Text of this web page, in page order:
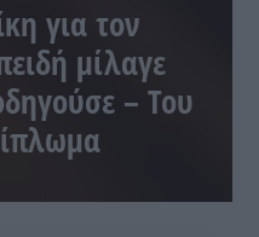
για τον
μίλαγε
– Του